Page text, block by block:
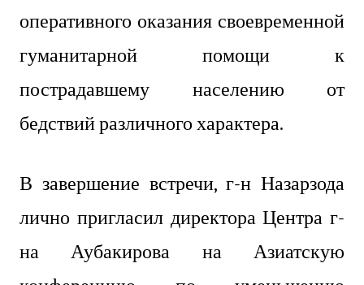
оперативного оказания своевременной
гуманитарной помощи к
пострадавшему населению от
бедствий различного характера.
В завершение встречи, г-н Назарзода
лично пригласил директора Центра г-
на Аубакирова на Азиатскую